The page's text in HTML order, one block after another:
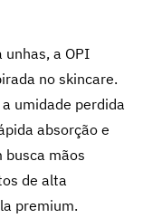
unhas, a OPI
no skincare.
umidade perdida
absorção e
busca mãos
de alta
premium.